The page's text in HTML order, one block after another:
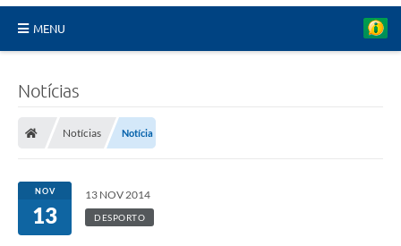
MENU
Conselhos Municipais
Serviços on-line
Notícias
Notícias Notícia
NOV
13
13 NOV 2014
DESPORTO